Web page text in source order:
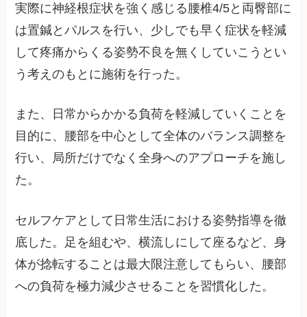
実際に神経根症状を強く感じる腰椎4/5と両臀部に
は置鍼とパルスを行い、少しでも早く症状を軽減
して疼痛からくる姿勢不良を無くしていこうとい
う考えのもとに施術を行った。
また、日常からかかる負荷を軽減していくことを
目的に、腰部を中心として全体のバランス調整を
行い、局所だけでなく全身へのアプローチを施し
た。
セルフケアとして日常生活における姿勢指導を徹
底した。足を組むや、横流しにして座るなど、身
体が捻転することは最大限注意してもらい、腰部
への負荷を極力減少させることを習慣化した。